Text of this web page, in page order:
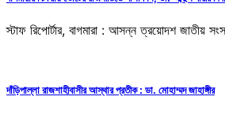
স্টাফ রিপোর্টার, বাগমারা : আসন্ন ত্রয়োদশ জাতীয়
দাঁড়িপাল্লা রাজশাহীবাসীর আস্থার প্রতীক : ডা. মোহাম্মদ জাহাঙ্গীর